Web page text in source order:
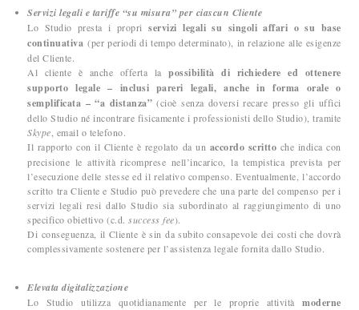
Servizi legali e tariffe “su misura” per ciascun Cliente
Lo Studio presta i propriservizi legalisu singoli affari o su base
continuativa (per periodi di tempo determinato), in relazione alle esigenze
del Cliente.
Al cliente è anche offerta lapossibilità di richiedere ed ottenere
supporto legale – inclusi pareri legali, anche in forma orale o
semplificata – “a distanza”(cioè senza doversi recare presso gli uffici
dello Studio né incontrare fisicamente i professionisti dello Studio), tramite
Skype , email o telefono.
Il rapporto con il Cliente è regolato da un accordo scritto che indica con
precisione le attività ricomprese nell’incarico, la tempistica prevista per
l’esecuzione delle stesse ed il relativo compenso. Eventualmente, l’accordo
scritto tra Cliente e Studio può prevedere che una parte del compenso per i
servizi legali resi dallo Studio sia subordinato al raggiungimento di uno
specifico obiettivo (c.d.success fee).
Di conseguenza, il Cliente è sin da subito consapevole dei costi che dovrà
complessivamente sostenere per l’assistenza legale fornita dallo Studio.
Elevata digitalizzazione
Lo Studio utilizza quotidianamente per le proprie attivitàmoderne